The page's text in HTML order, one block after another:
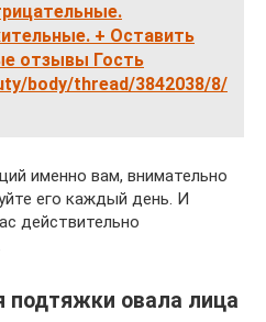
+ Оставить
отзывы Гость
body/thread/3842038/8/
именно вам, внимательно
его каждый день. И
действительно
овала лица